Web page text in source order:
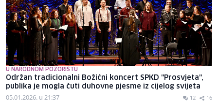
U NARODNOM POZORIŠTU
Održan tradicionalni Božićni koncert SPKD "Prosvjeta",
publika je mogla čuti duhovne pjesme iz cijelog svijeta
05.01.2026. u 21:37 12 16